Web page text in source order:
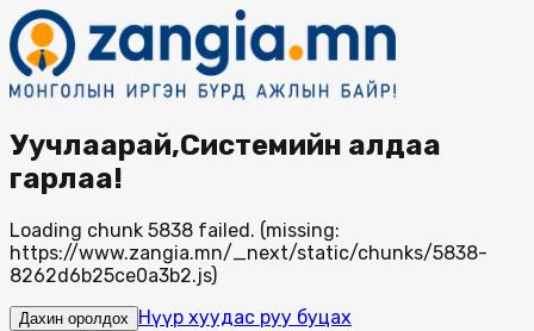
Уучлаарай,Системийн алдаа
гарлаа!
Loading chunk 5838 failed. (missing:
https://www.zangia.mn/_next/static/chunks/5838-
8262d6b25ce0a3b2.js)
Дахин оролдох Нүүр хуудас руу буцах